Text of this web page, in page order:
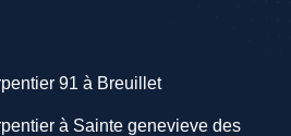
91 à Breuillet
à Sainte genevieve des